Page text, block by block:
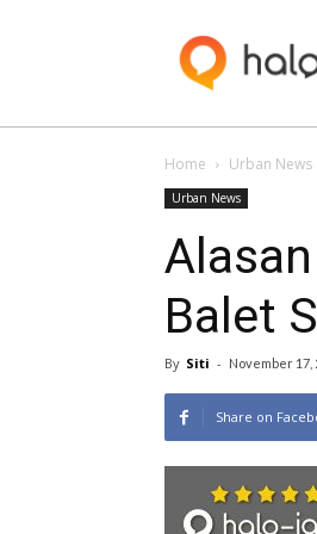
Home Urban News
Urban News
Balet
By Siti - November 17,
Share on